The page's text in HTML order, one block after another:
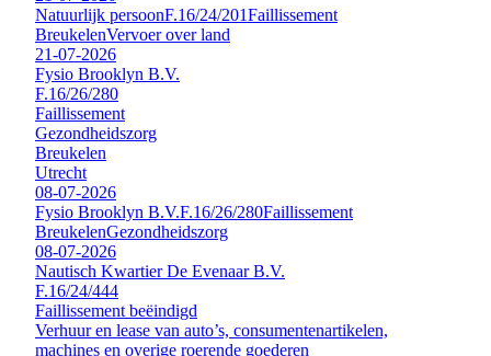
Natuurlijk persoonF.16/24/201Faillissement
BreukelenVervoer over land
21-07-2026
Fysio Brooklyn B.V.
F.16/26/280
Faillissement
Gezondheidszorg
Breukelen
Utrecht
08-07-2026
Fysio Brooklyn B.V.F.16/26/280Faillissement
BreukelenGezondheidszorg
08-07-2026
Nautisch Kwartier De Evenaar B.V.
F.16/24/444
Faillissement beëindigd
Verhuur en lease van auto’s, consumentenartikelen,
machines en overige roerende goederen